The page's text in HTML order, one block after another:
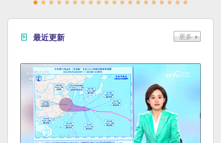
最近更新